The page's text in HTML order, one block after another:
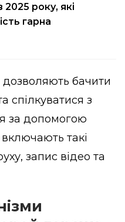
року, які
гарна
дозволяють бачити
спілкуватися з
за допомогою
такі
запис відео та